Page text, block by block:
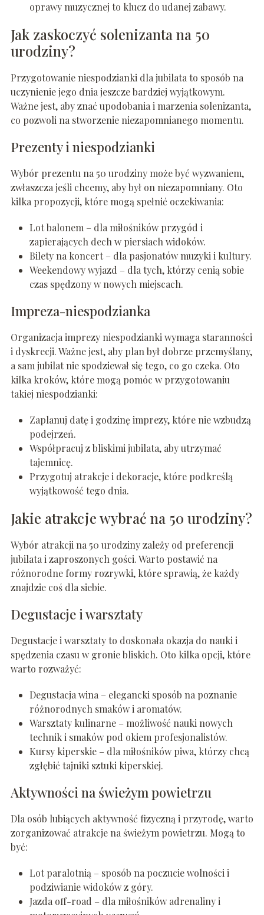
oprawy muzycznej to klucz do udanej zabawy.
Jak zaskoczyć solenizanta na 50
urodziny?
Przygotowanie niespodzianki dla jubilata to sposób na
uczynienie jego dnia jeszcze bardziej wyjątkowym.
Ważne jest, aby znać upodobania i marzenia solenizanta,
co pozwoli na stworzenie niezapomnianego momentu.
Prezenty i niespodzianki
Wybór prezentu na 50 urodziny może być wyzwaniem,
zwłaszcza jeśli chcemy, aby był on niezapomniany. Oto
kilka propozycji, które mogą spełnić oczekiwania:
Lot balonem – dla miłośników przygód i
zapierających dech w piersiach widoków.
Bilety na koncert – dla pasjonatów muzyki i kultury.
Weekendowy wyjazd – dla tych, którzy cenią sobie
czas spędzony w nowych miejscach.
Impreza-niespodzianka
Organizacja imprezy niespodzianki wymaga staranności
i dyskrecji. Ważne jest, aby plan był dobrze przemyślany,
a sam jubilat nie spodziewał się tego, co go czeka. Oto
kilka kroków, które mogą pomóc w przygotowaniu
takiej niespodzianki:
Zaplanuj datę i godzinę imprezy, które nie wzbudzą
podejrzeń.
Współpracuj z bliskimi jubilata, aby utrzymać
tajemnicę.
Przygotuj atrakcje i dekoracje, które podkreślą
wyjątkowość tego dnia.
Jakie atrakcje wybrać na 50 urodziny?
Wybór atrakcji na 50 urodziny zależy od preferencji
jubilata i zaproszonych gości. Warto postawić na
różnorodne formy rozrywki, które sprawią, że każdy
znajdzie coś dla siebie.
Degustacje i warsztaty
Degustacje i warsztaty to doskonała okazja do nauki i
spędzenia czasu w gronie bliskich. Oto kilka opcji, które
warto rozważyć:
Degustacja wina – elegancki sposób na poznanie
różnorodnych smaków i aromatów.
Warsztaty kulinarne – możliwość nauki nowych
technik i smaków pod okiem profesjonalistów.
Kursy kiperskie – dla miłośników piwa, którzy chcą
zgłębić tajniki sztuki kiperskiej.
Aktywności na świeżym powietrzu
Dla osób lubiących aktywność fizyczną i przyrodę, warto
zorganizować atrakcje na świeżym powietrzu. Mogą to
być:
Lot paralotnią – sposób na poczucie wolności i
podziwianie widoków z góry.
Jazda off-road – dla miłośników adrenaliny i